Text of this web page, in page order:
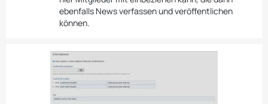
ebenfalls News verfassen und veröffentlichen
können.